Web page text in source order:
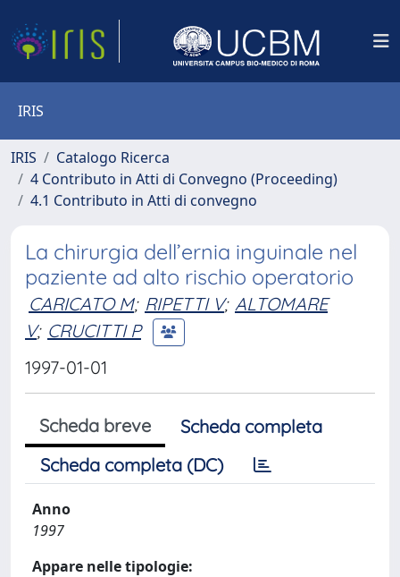
IRIS
IRIS
Catalogo Ricerca
4 Contributo in Atti di Convegno (Proceeding)
4.1 Contributo in Atti di convegno
La chirurgia dell’ernia inguinale nel
paziente ad alto rischio operatorio
CARICATO M; RIPETTI V; ALTOMARE
V; CRUCITTI P
1997-01-01
Scheda breve
Scheda completa
Scheda completa (DC)
Anno
1997
Appare nelle tipologie: